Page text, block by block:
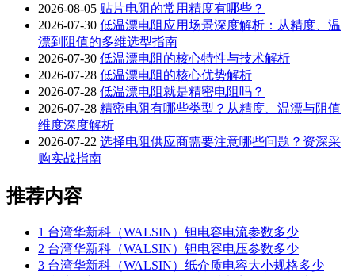
2026-08-05 贴片电阻的常用精度有哪些？
2026-07-30 低温漂电阻应用场景深度解析：从精度、温
漂到阻值的多维选型指南
2026-07-30 低温漂电阻的核心特性与技术解析
2026-07-28 低温漂电阻的核心优势解析
2026-07-28 低温漂电阻就是精密电阻吗？
2026-07-28 精密电阻有哪些类型？从精度、温漂与阻值
维度深度解析
2026-07-22 选择电阻供应商需要注意哪些问题？资深采
购实战指南
推荐内容
1 台湾华新科（WALSIN）钽电容电流参数多少
2 台湾华新科（WALSIN）钽电容电压参数多少
3 台湾华新科（WALSIN）纸介质电容大小规格多少